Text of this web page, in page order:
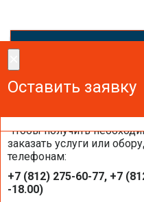
Оставить заявку
Чтобы получить
заказать услуги или
телефонам:
+7 (812) 275-60-77, +7
-18.00)
Оставить заявку
Оборудование
компании